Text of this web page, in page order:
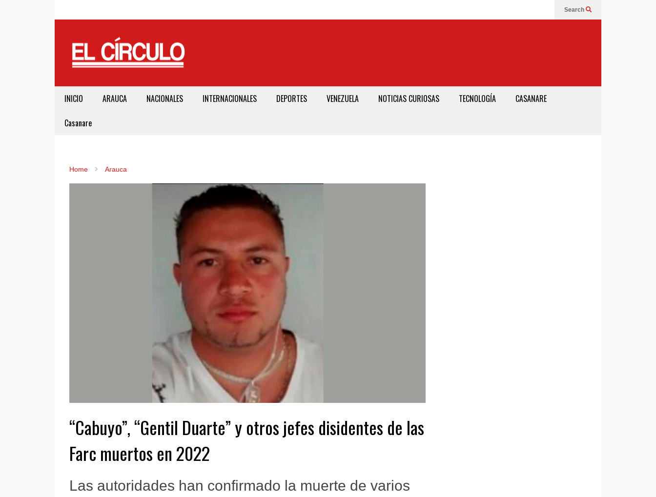
Search
INICIO ARAUCA NACIONALES INTERNACIONALES DEPORTES VENEZUELA NOTICIAS CURIOSAS TECNOLOGÍA CASANARE
Casanare
Home Arauca
“Cabuyo”, “Gentil Duarte” y otros jefes disidentes de las
Farc muertos en 2022
Las autoridades han confirmado la muerte de varios